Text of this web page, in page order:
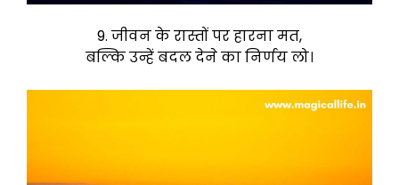
9. जीवन के रास्तों पर हारना मत,
बल्कि उन्हें बदल देने का निर्णय लो।